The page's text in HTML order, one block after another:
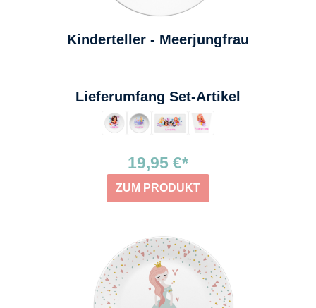
Kinderteller - Meerjungfrau
Lieferumfang Set-Artikel
19,95 €*
ZUM PRODUKT